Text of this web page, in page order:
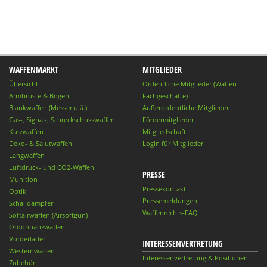
WAFFENMARKT
Übersicht
Armbrüste & Bögen
Blankwaffen (Messer u.ä.)
Gas-, Signal-, Schreckschusswaffen
Kurzwaffen
Deko- & Salutwaffen
Langwaffen
Luftdruck- und CO2-Waffen
Munition
Optik
Schalldämpfer
Softairwaffen (Airsoftgun)
Ordonnanzwaffen
Vorderlader
Westernwaffen
Zubehör
MITGLIEDER
Ordentliche Mitglieder (Waffen-
Fachgeschäfte)
Außerordentliche Mitglieder
Fördermitglieder
Mitgliedschaft
Login für Mitglieder
PRESSE
Pressekontakt
Pressemeldungen
Waffenrechts-FAQ
INTERESSENVERTRETUNG
Interessenvertretung & Positionen